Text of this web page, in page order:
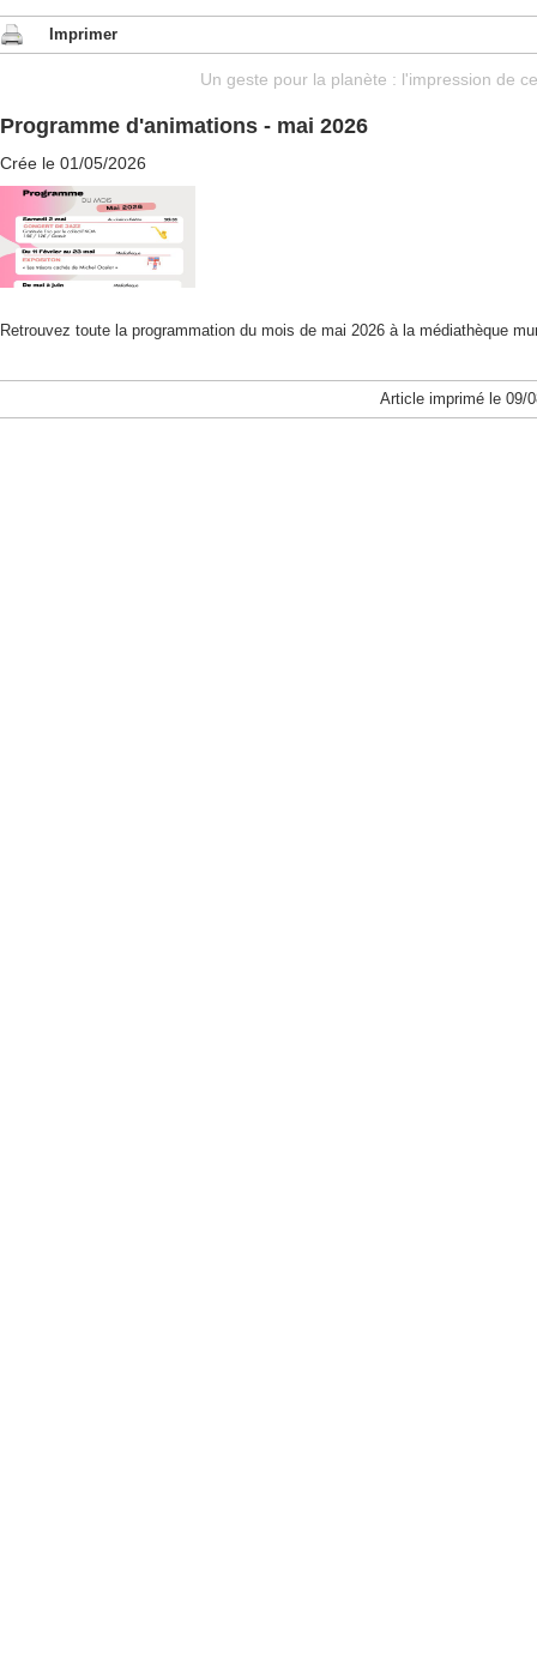
Imprimer
Un geste pour la planète : l'impression de
Programme d'animations - mai 2026
Crée le 01/05/2026
Retrouvez toute la programmation du mois de mai 2026 à la médiathèque
Article imprimé le 09/